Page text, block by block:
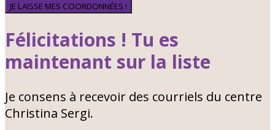
JE LAISSE MES COORDONNÉES !
Félicitations ! Tu es
maintenant sur la liste
Je consens à recevoir des courriels du centre
Christina Sergi.